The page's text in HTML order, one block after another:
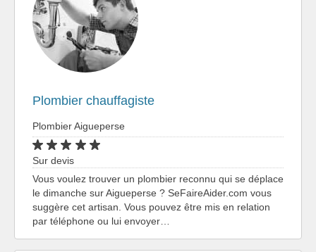
Plombier chauffagiste
Plombier Aigueperse
Sur devis
Vous voulez trouver un plombier reconnu qui se déplace
le dimanche sur Aigueperse ? SeFaireAider.com vous
suggère cet artisan. Vous pouvez être mis en relation
par téléphone ou lui envoyer…